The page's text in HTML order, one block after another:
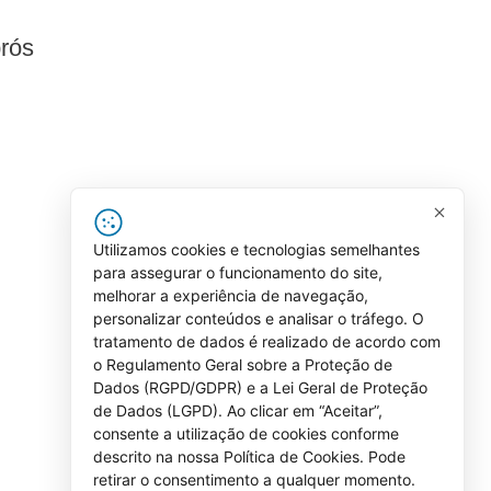
Utilizamos cookies e tecnologias semelhantes
para assegurar o funcionamento do site,
melhorar a experiência de navegação,
personalizar conteúdos e analisar o tráfego. O
tratamento de dados é realizado de acordo com
o Regulamento Geral sobre a Proteção de
Dados (RGPD/GDPR) e a Lei Geral de Proteção
de Dados (LGPD). Ao clicar em “Aceitar”,
consente a utilização de cookies conforme
descrito na nossa Política de Cookies. Pode
retirar o consentimento a qualquer momento.